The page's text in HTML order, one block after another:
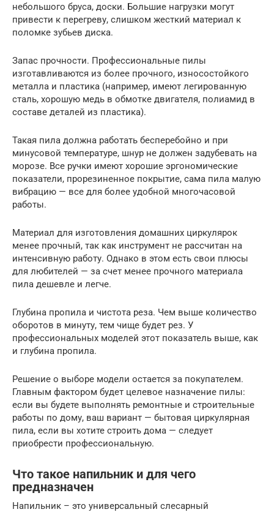
небольшого бруса, доски. Большие нагрузки могут
привести к перегреву, слишком жесткий материал к
поломке зубьев диска.
Запас прочности. Профессиональные пилы
изготавливаются из более прочного, износостойкого
металла и пластика (например, имеют легированную
сталь, хорошую медь в обмотке двигателя, полиамид в
составе деталей из пластика).
Такая пила должна работать бесперебойно и при
минусовой температуре, шнур не должен задубевать на
морозе. Все ручки имеют хорошие эргономические
показатели, прорезиненное покрытие, сама пила малую
вибрацию — все для более удобной многочасовой
работы.
Материал для изготовления домашних циркулярок
менее прочный, так как инструмент не рассчитан на
интенсивную работу. Однако в этом есть свои плюсы
для любителей — за счет менее прочного материала
пила дешевле и легче.
Глубина пропила и чистота реза. Чем выше количество
оборотов в минуту, тем чище будет рез. У
профессиональных моделей этот показатель выше, как
и глубина пропила.
Решение о выборе модели остается за покупателем.
Главным фактором будет целевое назначение пилы:
если вы будете выполнять ремонтные и строительные
работы по дому, ваш вариант — бытовая циркулярная
пила, если вы хотите строить дома — следует
приобрести профессиональную.
Что такое напильник и для чего
предназначен
Напильник – это универсальный слесарный